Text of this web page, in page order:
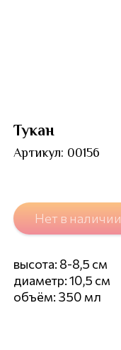
Тукан
Артикул: 00156
Нет в наличии
высота: 8-8,5 см
диаметр: 10,5 см
объём: 350 мл